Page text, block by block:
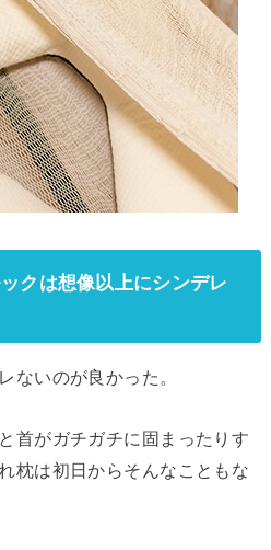
クは想像以上にシンデレ
ないのが良かった。
首がガチガチに固まったりす
枕は初日からそんなこともな